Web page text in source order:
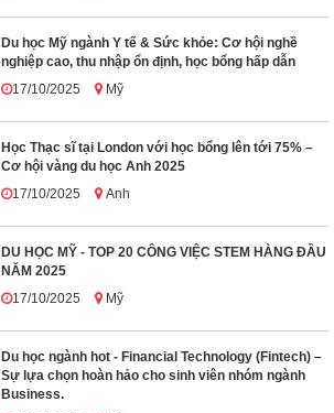
Du học Mỹ ngành Y tế & Sức khỏe: Cơ hội nghề
nghiệp cao, thu nhập ổn định, học bổng hấp dẫn
17/10/2025
Mỹ
Học Thạc sĩ tại London với học bổng lên tới 75% –
Cơ hội vàng du học Anh 2025
17/10/2025
Anh
DU HỌC MỸ - TOP 20 CÔNG VIỆC STEM HÀNG ĐẦU
NĂM 2025
17/10/2025
Mỹ
Du học ngành hot - Financial Technology (Fintech) –
Sự lựa chọn hoàn hảo cho sinh viên nhóm ngành
Business.